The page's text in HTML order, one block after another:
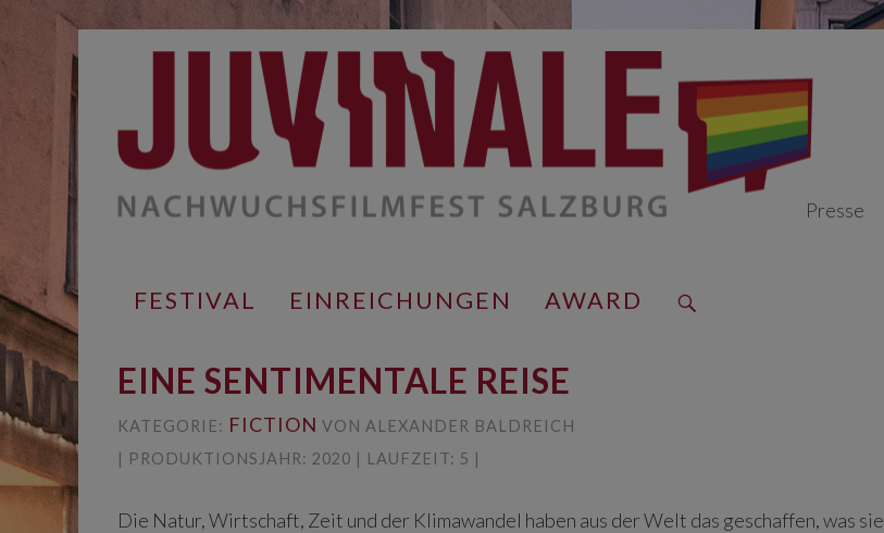
Inhalt
Presse
FESTIVAL EINREICHUNGEN AWARD
EINE SENTIMENTALE REISE
KATEGORIE: FICTION VON ALEXANDER BALDREICH
| PRODUKTIONSJAHR: 2020 | LAUFZEIT: 5 |
Die Natur, Wirtschaft, Zeit und der Klimawandel haben aus der Welt das geschaffen, was sie